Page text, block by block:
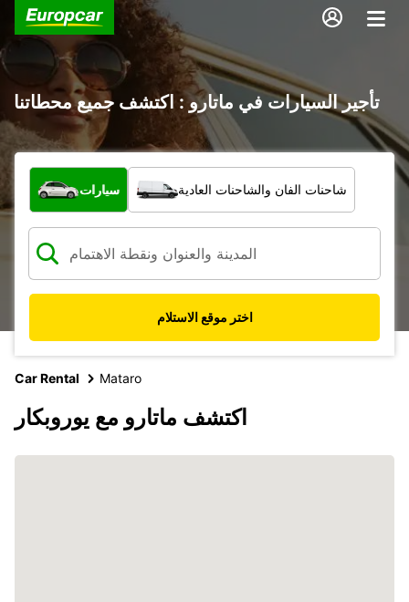
تأجير السيارات في ماتارو : اكتشف جميع محطاتنا
ما نوع المركبة؟
سيارات شاحنات الفان والشاحنات العادية
اختر موقع الاستلام
Car Rental Mataro
اكتشف ماتارو مع يوروبكار